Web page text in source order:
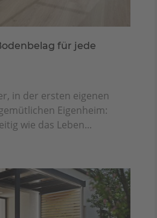
für jede
in der ersten eigenen
Eigenheim:
wie das Leben...